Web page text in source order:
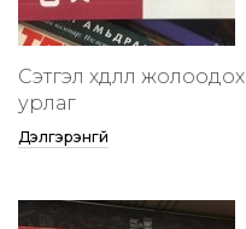
Сэтгэл хөдлөлөө жолоодох
урлаг
Дэлгэрэнгүй